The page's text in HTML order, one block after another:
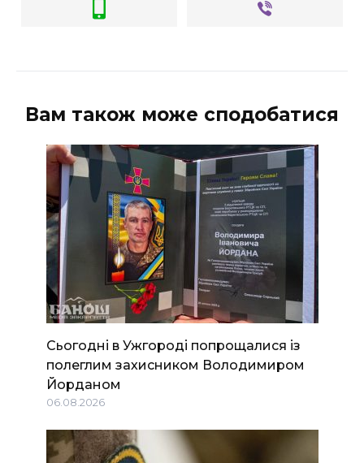
Вам також може сподобатися
Сьогодні в Ужгороді попрощалися із
полеглим захисником Володимиром
Йорданом
06.08.2026